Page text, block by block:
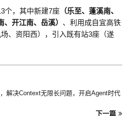
个，其中新建7座 （乐至、蓬溪南、
开江南、岳溪） 、利用成自宜高铁
、资阳西），引入既有站3座（遂
解决Context无限长问题，开启Agent时代
下一篇